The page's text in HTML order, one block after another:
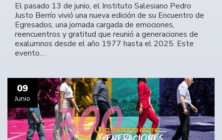
El pasado 13 de junio, el Instituto Salesiano Pedro
Justo Berrío vivió una nueva edición de su Encuentro de
Egresados, una jornada cargada de emociones,
reencuentros y gratitud que reunió a generaciones de
exalumnos desde el año 1977 hasta el 2025. Este
evento…
09
Junio